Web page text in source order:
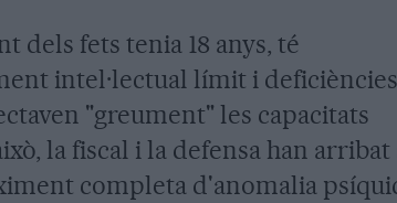
dels fets tenia 18 anys, té
intel·lectual límit i deficiències
"greument" les capacitats
la fiscal i la defensa han arribat
completa d'anomalia